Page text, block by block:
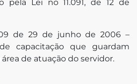
pela Lei no 11.091, de 12 de
09 de 29 de junho de 2006 –
capacitação que guardam
de atuação do servidor.